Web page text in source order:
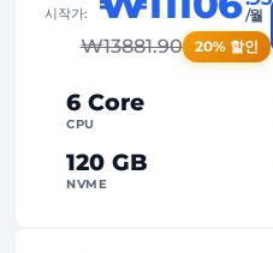
6 Core
CPU
120 GB
NVME
시작가: /월
₩13881.90 20% 할인